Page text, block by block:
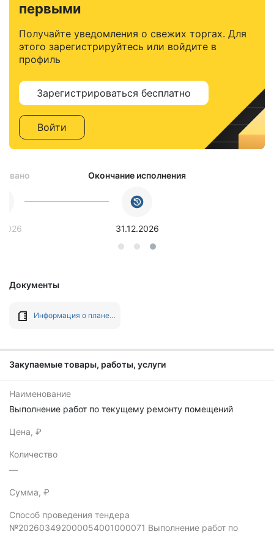
первыми
Получайте уведомления о свежих торгах. Для
этого зарегистрируйтесь или войдите в
профиль
Зарегистрироваться бесплатно
Войти
Окончание исполнения
31.12.2026
Документы
Информация о плане-графике №202603492000054001 от 31.03.2026
Закупаемые товары, работы, услуги
Наименование
Выполнение работ по текущему ремонту помещений
Цена, ₽
Количество
—
Сумма, ₽
Способ проведения тендера
№202603492000054001000071 Выполнение работ по